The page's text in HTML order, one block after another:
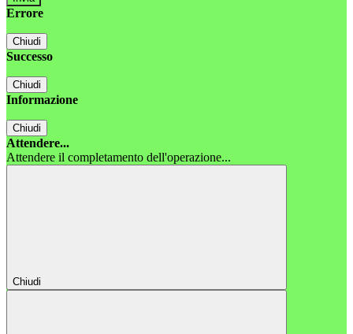
Errore
Chiudi
Successo
Chiudi
Informazione
Chiudi
Attendere...
Attendere il completamento dell'operazione...
Chiudi